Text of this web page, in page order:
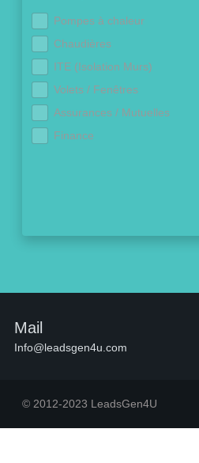
Pompes à chaleur
Chaudières
ITE (Isolation Murs)
Volets / Fenêtres
Assurances / Mutuelles
Finance
Mail
Info@leadsgen4u.com
© 2012-2023 LeadsGen4U